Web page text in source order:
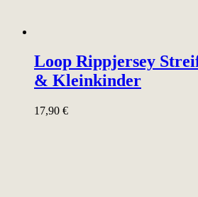
Loop Rippjersey
& Kleinkinder
17,90 €